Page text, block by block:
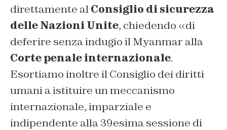
direttamente alConsiglio di sicurezza
delle Nazioni Unite, chiedendo «di
deferire senza indugio il Myanmar alla
Corte penale internazionale.
Esortiamo inoltre il Consiglio dei diritti
umani a istituire un meccanismo
internazionale, imparziale e
indipendente alla 39esima sessione di